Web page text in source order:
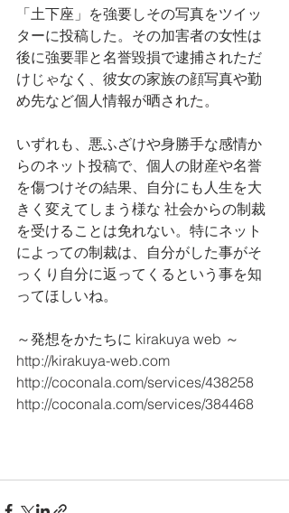
「土下座」を強要しその写真をツイッ
ターに投稿した。その加害者の女性は
後に強要罪と名誉毀損で逮捕されただ
けじゃなく、彼女の家族の顔写真や勤
め先など個人情報が晒された。
いずれも、悪ふざけや身勝手な感情か
らのネット投稿で、個人の財産や名誉
を傷つけその結果、自分にも人生を大
きく変えてしまう様な 社会からの制裁
を受けることは免れない。特にネット
によっての制裁は、自分がした事がそ
っくり自分に返ってくるという事を知
ってほしいね。
～発想をかたちに kirakuya web ～
http://kirakuya-web.com
http://coconala.com/services/438258
http://coconala.com/services/384468